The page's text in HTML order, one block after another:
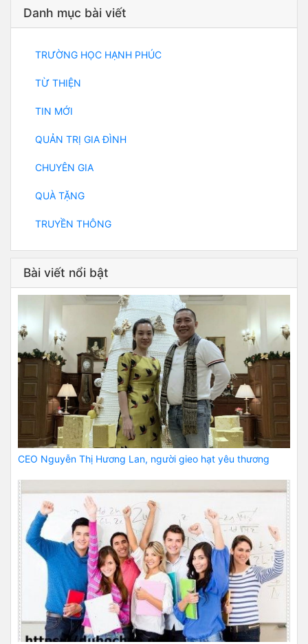
Danh mục bài viết
TRƯỜNG HỌC HẠNH PHÚC
TỪ THIỆN
TIN MỚI
QUẢN TRỊ GIA ĐÌNH
CHUYÊN GIA
QUÀ TẶNG
TRUYỀN THÔNG
Bài viết nổi bật
CEO Nguyễn Thị Hương Lan, người gieo hạt yêu thương